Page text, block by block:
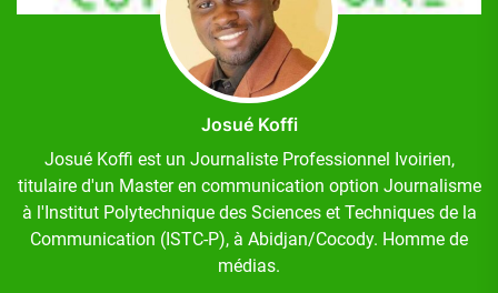
Josué Koffi
Josué Koffi est un Journaliste Professionnel Ivoirien,
titulaire d'un Master en communication option Journalisme
à l'Institut Polytechnique des Sciences et Techniques de la
Communication (ISTC-P), à Abidjan/Cocody. Homme de
médias.